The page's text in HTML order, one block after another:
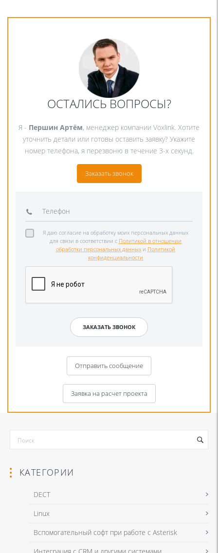
ОСТАЛИСЬ ВОПРОСЫ?
Я - Першин Артём, менеджер компании Voxlink. Хотите
уточнить детали или готовы оставить заявку? Укажите
номер телефона, я перезвоню в течение 3-х секунд.
Заказать звонок
Я даю согласие на обработку моих персональных данных
для связи в соответствии с Политикой в отношении
обработки персональных данных и Политикой
конфиденциальности
Отправить сообщение
Я даю согласие на обработку моих персональных данных для связи
в соответствии с Политикой в отношении обработки персональных
Заявка на расчет проекта
КАТЕГОРИИ
DECT
Linux
Вспомогательный софт при работе с Asterisk